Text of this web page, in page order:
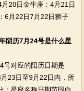
20日金牛座：4月21日
6月22日7月22日狮子
阴历7月24号是什么星
对应的阳历日期是
23日至9月22日内，所